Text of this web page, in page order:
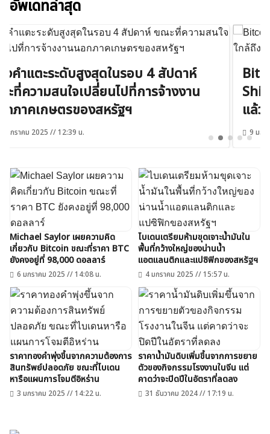
อัพเดทล่าสุด
Bitcoin (BTC) ลาก่อน 100,000 ดอลลาร์
Shiba Inu (SHIB) ใกล้ถึงแนวรับสุดท้าย
แล้ว
9 มกราคม 2025 // 13:56 น.
Michael Saylor เผยความคิด
เกี่ยวกับ Bitcoin ขณะที่ราคา BTC
ยังคงอยู่ที่ 98,000 ดอลลาร์
6 มกราคม 2025 // 14:08 น.
ไบเดนเตรียมห้ามขุดเจาะน้ำมันใน
พื้นที่กว้างใหญ่ของน่านน้ำ
แอตแลนติกและแปซิฟิกของสหรัฐฯ
4 มกราคม 2025 // 15:57 น.
ราคาทองคำพุ่งขึ้นจากความต้องการ
สินทรัพย์ปลอดภัย ขณะที่ไบเดน
หารือแผนการโจมตีอิหร่าน
3 มกราคม 2025 // 14:22 น.
ราคาน้ำมันดิบเพิ่มขึ้นจากการขยาย
ตัวของกิจกรรมโรงงานในจีน แต่
คาดว่าจะปิดปีในอัตราที่ลดลง
31 ธันวาคม 2024 // 17:19 น.